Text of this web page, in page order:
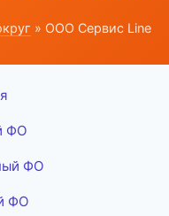
» ООО Сервис Line
ФО
ФО
ФО